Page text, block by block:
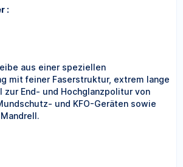
:
aus einer speziellen
mit feiner Faserstruktur, extrem lange
zur End- und Hochglanzpolitur von
und KFO-Geräten sowie